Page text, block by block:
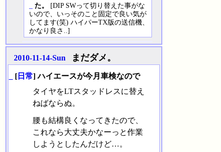
た。
[DIP SWって切り替えた事がな
いので、いっそのこと固定で良い気が
してます(笑) ハイパーTX版の送信機、
かなり良さ..]
2010-11-14-Sun まだダメ。
[ 日常] ハイエースが今月車検なので
タイヤをLTスタッドレスに替え
ねばならぬ。
腰も結構良くなってきたので、
これなら大丈夫かなーっと作業
しようとしたんだけど…。